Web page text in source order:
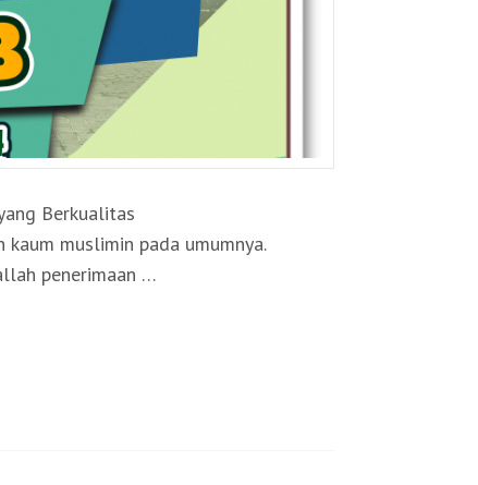
Berkualitas
muslimin pada umumnya.
penerimaan …